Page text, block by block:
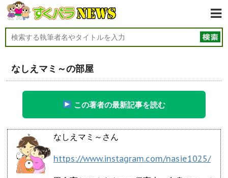
なしえマミ～の部屋
この著者の最新記事を読む
なしえマミ～さん
https://www.instagram.com/nasie1025/